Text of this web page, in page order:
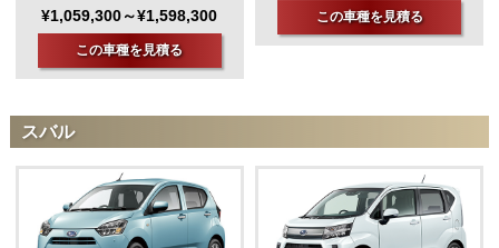
¥1,059,300～¥1,598,300
この車種を見積る
この車種を見積る
スバル